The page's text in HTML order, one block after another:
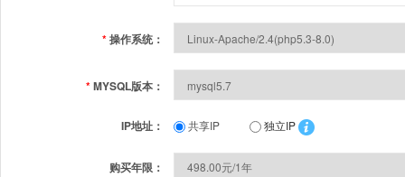
*操作系统：
*MYSQL版本：
IP地址： 共享IP 独立IP
购买年限：